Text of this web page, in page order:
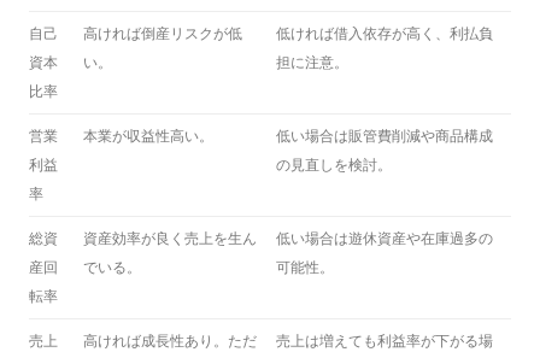
自己
資本
比率
高ければ倒産リスクが低
い。
低ければ借入依存が高く、利払負
担に注意。
営業
利益
率
本業が収益性高い。
低い場合は販管費削減や商品構成
の見直しを検討。
総資
産回
転率
資産効率が良く売上を生ん
でいる。
低い場合は遊休資産や在庫過多の
可能性。
売上
高ければ成長性あり。ただ
売上は増えても利益率が下がる場